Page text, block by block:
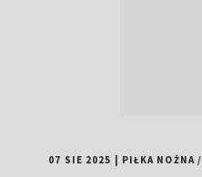
07 SIE 2025 PIŁKA NOŻNA/